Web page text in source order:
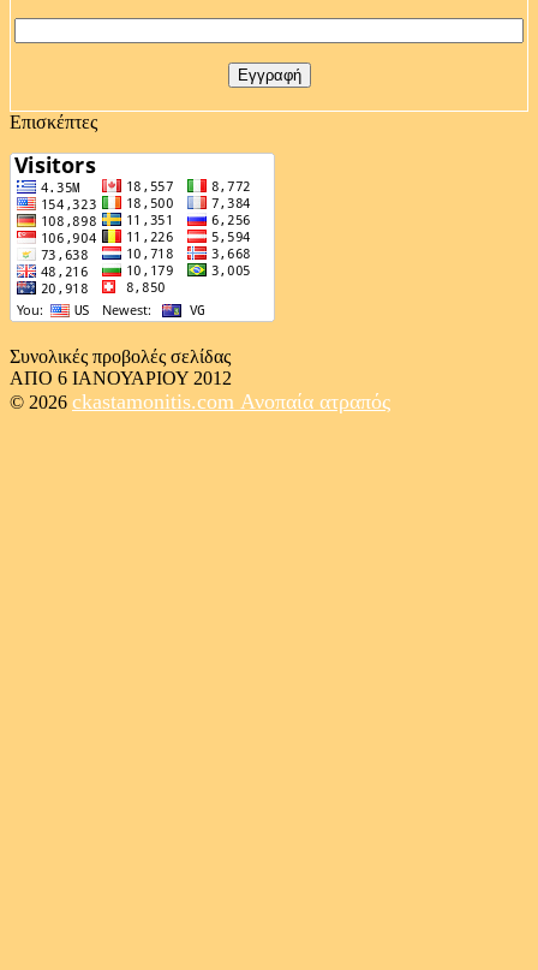
Επισκέπτες
Συνολικές προβολές σελίδας
ΑΠΟ 6 ΙΑΝΟΥΑΡΙΟΥ 2012
© 2026 ckastamonitis.com Ανοπαία ατραπός